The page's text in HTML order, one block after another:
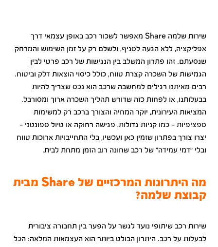
שירות שלמה Share מאפשר לשכור רכב באופן עצמאי דרך
אפליקציה, ללא הגעה לסניף, ולשלם רק על זמן השימוש והמרחק
שנסעתם. זהו פתרון המשלב בין הנגישות של רכב פרטי לבין
הגמישות של השכרה קצרת טווח, כולל כיסוי הוצאות דלק וביטוח.
רבים מאיתנו רגילים למחשבה שרכב הוא נכס שצריך להיות
בבעלותנו, או לפחות כזה שדורש תהליך השכרה ארוך ומסורבל.
המציאות העירונית, יוקר המחיה והצורך ברכב רק למשימות
ספציפיות – כמו קניות גדולות, פגישה רחוקה או טיול ספונטני –
יצרו צורך בפתרון שזמין כאן ועכשיו, בלי התחייבויות ארוכות טווח
ובלי "דמי עמידה" של רכב שחונה רוב הזמן מתחת לבית.
מה היתרונות המרכזיים של Share מבית
קבוצת שלמה?
שירות רכב שיתופי נועד לגשר על הפער בין תחבורה ציבורית
לבעלות על רכב. היתרון הבולט ביותר הוא העצמאות המלאה: הכל